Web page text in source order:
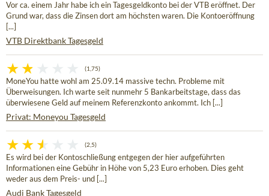
Vor ca. einem Jahr habe ich ein Tagesgeldkonto bei der VTB eröffnet. Der
Grund war, dass die Zinsen dort am höchsten waren. Die Kontoeröffnung
[...]
VTB Direktbank Tagesgeld
(1,75)
MoneYou hatte wohl am 25.09.14 massive techn. Probleme mit
Überweisungen. Ich warte seit nunmehr 5 Bankarbeitstage, dass das
überwiesene Geld auf meinem Referenzkonto ankommt. Ich [...]
Privat: Moneyou Tagesgeld
(2,5)
Es wird bei der Kontoschließung entgegen der hier aufgeführten
Informationen eine Gebühr in Höhe von 5,23 Euro erhoben. Dies geht
weder aus dem Preis- und [...]
Audi Bank Tagesgeld